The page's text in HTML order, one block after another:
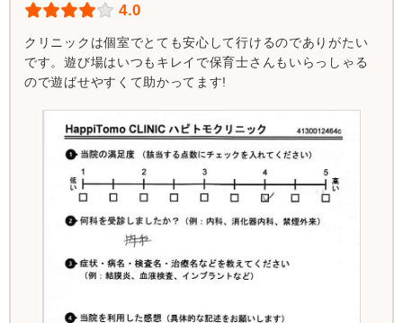
4.0
クリニックは個室でとても安心して行けるのでありがたい
です。遊び場はいつもキレイで保育士さんもいらっしゃる
ので遊ばせやすくて助かってます!